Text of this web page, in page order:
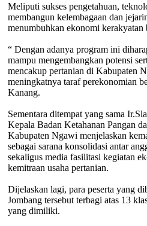
Meliputi sukses pengetahuan,
membangun kelembagaan dan
menumbuhkan ekonomi kerakyatan
“ Dengan adanya program ini
mampu mengembangkan potensi
mencakup pertanian di Kabupaten
meningkatnya taraf perekonomian
Kanang.
Sementara ditempat yang sama
Kepala Badan Ketahanan Pangan
Kabupaten Ngawi menjelaskan
sebagai sarana konsolidasi antar
sekaligus media fasilitasi kegiatan
kemitraan usaha pertanian.
Dijelaskan lagi, para peserta yang
Jombang tersebut terbagi atas 13
yang dimiliki.